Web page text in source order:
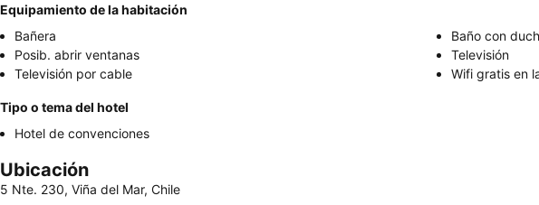
Equipamiento de la habitación
Bañera
Baño con
Posib. abrir ventanas
Televisión
Televisión por cable
Wifi gratis en
Tipo o tema del hotel
Hotel de convenciones
Ubicación
5 Nte. 230, Viña del Mar, Chile